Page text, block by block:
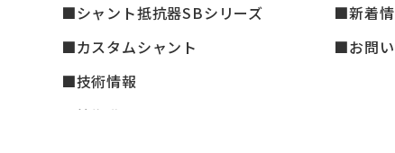
シャント抵抗器SBシリーズ
カスタムシャント
技術情報
技術動画
新着
お問